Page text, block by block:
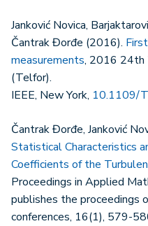
Janković Novica,
Čantrak Đorđe (2016).
measurements, 2016 24th
(Telfor).
IEEE, New York, 10.1109/
Čantrak Đorđe, Janković
Statistical Characteristics
Coefficients of the
Proceedings in Applied
publishes the proceedings
conferences, 16(1), 579-